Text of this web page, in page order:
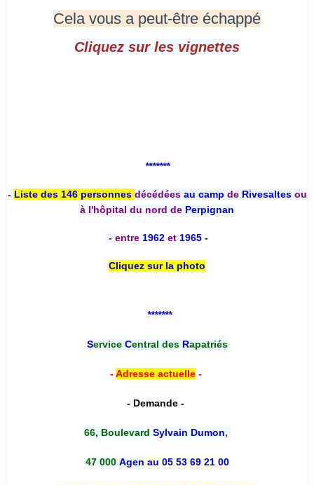
Cela vous a peut-être échappé
Cliquez sur les vignettes
*******
- Liste des 146 personnes décédées au camp deRivesaltesou
à l'hôpital du nord de Perpignan
- entre 1962 et 1965 -
Cliquez sur la photo
*******
Service Central desRapatriés
-Adresse actuelle-
- Demande -
66, Boulevard Sylvain Dumon,
47 000 Agen au 05 53 69 21 00